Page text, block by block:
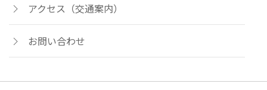
アクセス（交通案内）
お問い合わせ